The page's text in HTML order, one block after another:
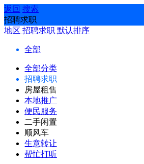
返回 搜索
招聘求职
地区 招聘求职 默认排序
全部
全部分类
招聘求职
房屋租售
本地推广
便民服务
二手闲置
顺风车
生意转让
帮忙打听